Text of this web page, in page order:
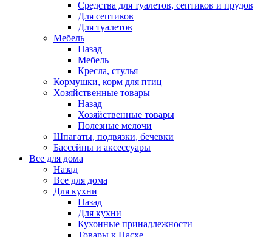
Средства для туалетов, септиков и прудов
Для септиков
Для туалетов
Мебель
Назад
Мебель
Кресла, стулья
Кормушки, корм для птиц
Хозяйственные товары
Назад
Хозяйственные товары
Полезные мелочи
Шпагаты, подвязки, бечевки
Бассейны и аксессуары
Все для дома
Назад
Все для дома
Для кухни
Назад
Для кухни
Кухонные принадлежности
Товары к Пасхе